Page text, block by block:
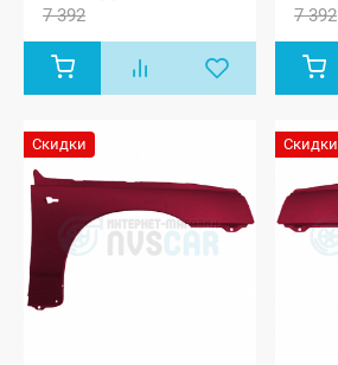
7 392 7 392
Скидки Скидки